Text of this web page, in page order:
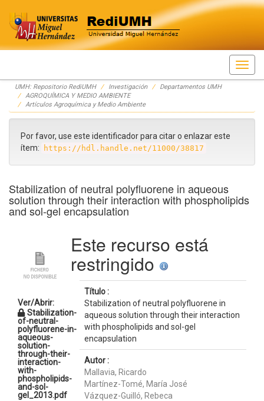
Skip
navigation
UMH: Repositorio RediUMH Investigación
Departamentos UMH
AGROQUÍMICA Y MEDIO AMBIENTE
Artículos Agroquímica y Medio Ambiente
Por favor, use este identificador para citar o enlazar este
ítem:
https://hdl.handle.net/11000/38817
Stabilization of neutral polyfluorene in aqueous
solution through their interaction with phospholipids
and sol-gel encapsulation
Ver/Abrir:
Stabilization-
of-neutral-
polyfluorene-in-
aqueous-
solution-
through-their-
interaction-
with-
phospholipids-
and-sol-
gel_2013.pdf
Este recurso está
restringido
Título :
Stabilization of neutral polyfluorene in
aqueous solution through their interaction
with phospholipids and sol-gel
encapsulation
Autor :
Mallavia, Ricardo
Martínez-Tomé, María José
Vázquez-Guilló, Rebeca